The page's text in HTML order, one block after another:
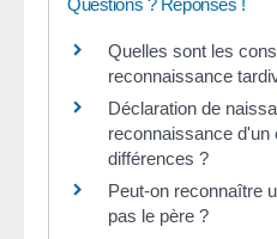
Questions ? Réponses !
Quelles sont les
reconnaissance
Déclaration de
reconnaissance d'un
différences ?
Peut-on reconnaître
pas le père ?